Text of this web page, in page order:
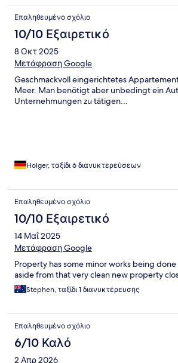
Επαληθευμένο σχόλιο
10/10 Εξαιρετικό
8 Οκτ 2025
Μετάφραση Google
Geschmackvoll eingerichtetes
Meer. Man benötigt aber unbedingt ein
Unternehmungen zu tätigen...
Holger, ταξίδι 6 διανυκτερεύσεων
Επαληθευμένο σχόλιο
10/10 Εξαιρετικό
14 Μαΐ 2025
Μετάφραση Google
Property has some minor works being
aside from that very clean new property
Stephen, ταξίδι 1 διανυκτέρευσης
Επαληθευμένο σχόλιο
6/10 Καλό
2 Απρ 2026